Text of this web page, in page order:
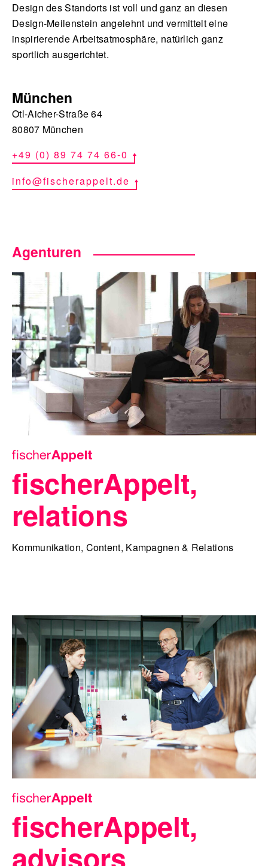
Design des Standorts ist voll und ganz an diesen
Design-Meilenstein angelehnt und vermittelt eine
inspirierende Arbeitsatmosphäre, natürlich ganz
sportlich ausgerichtet.
München
Otl-Aicher-Straße 64
80807 München
+49 (0) 89 74 74 66-0
info@fischerappelt.de
Agenturen
fischerAppelt,
relations
Kommunikation, Content, Kampagnen & Relations
fischerAppelt,
advisors